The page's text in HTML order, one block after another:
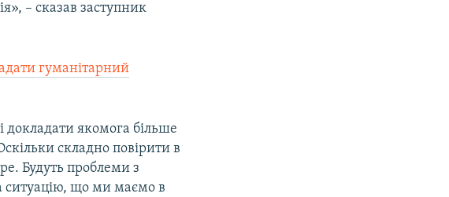
– сказав заступник
гуманітарний
докладати якомога більше
складно повірити в
Будуть проблеми з
ситуацію, що ми маємо в